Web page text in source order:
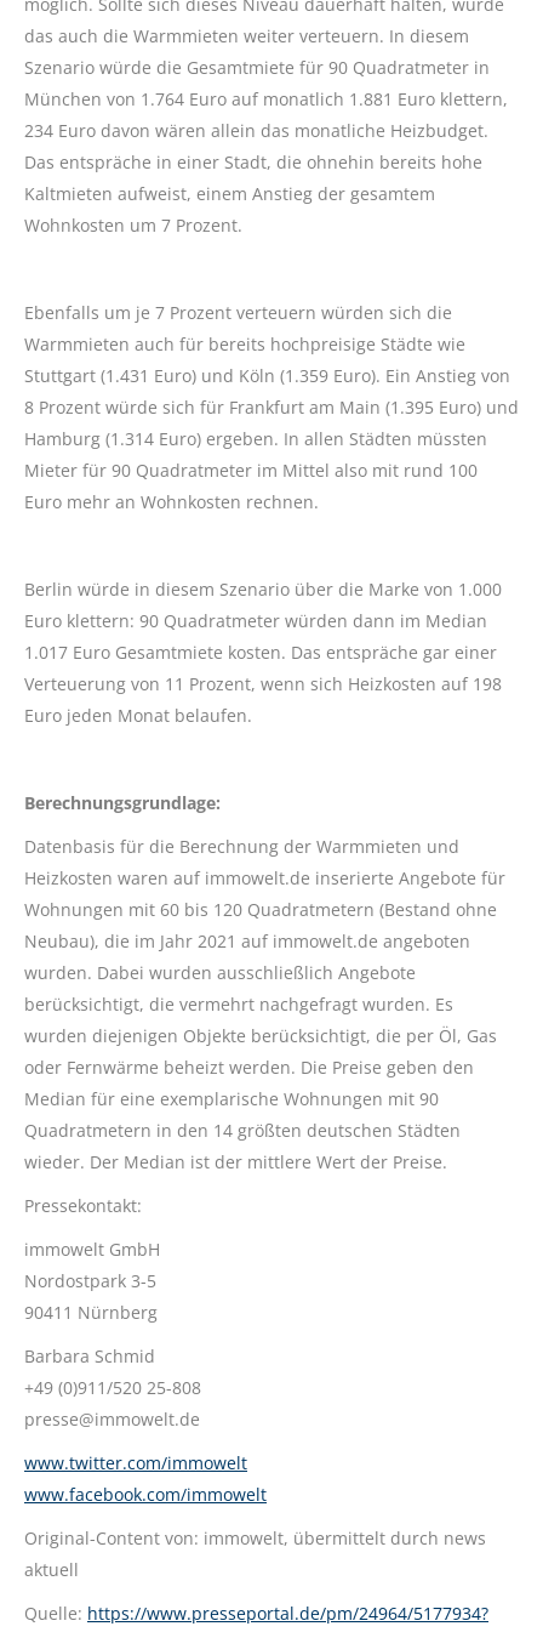
das auch die Warmmieten weiter verteuern. In diesem
Szenario würde die Gesamtmiete für 90 Quadratmeter in
München von 1.764 Euro auf monatlich 1.881 Euro klettern,
234 Euro davon wären allein das monatliche Heizbudget.
Das entspräche in einer Stadt, die ohnehin bereits hohe
Kaltmieten aufweist, einem Anstieg der gesamtem
Wohnkosten um 7 Prozent.
Ebenfalls um je 7 Prozent verteuern würden sich die
Warmmieten auch für bereits hochpreisige Städte wie
Stuttgart (1.431 Euro) und Köln (1.359 Euro). Ein Anstieg von
8 Prozent würde sich für Frankfurt am Main (1.395 Euro) und
Hamburg (1.314 Euro) ergeben. In allen Städten müssten
Mieter für 90 Quadratmeter im Mittel also mit rund 100
Euro mehr an Wohnkosten rechnen.
Berlin würde in diesem Szenario über die Marke von 1.000
Euro klettern: 90 Quadratmeter würden dann im Median
1.017 Euro Gesamtmiete kosten. Das entspräche gar einer
Verteuerung von 11 Prozent, wenn sich Heizkosten auf 198
Euro jeden Monat belaufen.
Berechnungsgrundlage:
Datenbasis für die Berechnung der Warmmieten und
Heizkosten waren auf immowelt.de inserierte Angebote für
Wohnungen mit 60 bis 120 Quadratmetern (Bestand ohne
Neubau), die im Jahr 2021 auf immowelt.de angeboten
wurden. Dabei wurden ausschließlich Angebote
berücksichtigt, die vermehrt nachgefragt wurden. Es
wurden diejenigen Objekte berücksichtigt, die per Öl, Gas
oder Fernwärme beheizt werden. Die Preise geben den
Median für eine exemplarische Wohnungen mit 90
Quadratmetern in den 14 größten deutschen Städten
wieder. Der Median ist der mittlere Wert der Preise.
Pressekontakt:
immowelt GmbH
Nordostpark 3-5
90411 Nürnberg
Barbara Schmid
+49 (0)911/520 25-808
presse@immowelt.de
www.twitter.com/immowelt
www.facebook.com/immowelt
Original-Content von: immowelt, übermittelt durch news
aktuell
Quelle: https://www.presseportal.de/pm/24964/5177934?